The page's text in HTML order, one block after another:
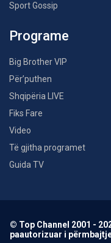
Sport Gossip
Programe
Big Brother VIP
Për’puthen
Shqipëria LIVE
Fiks Fare
Video
Të gjitha programet
Guida TV
© Top Channel 2001 -
paautorizuar i